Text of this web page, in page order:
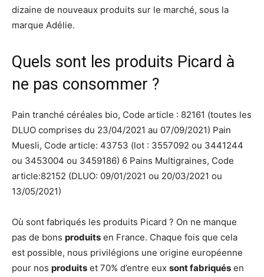
dizaine de nouveaux produits sur le marché, sous la
marque Adélie.
Quels sont les produits Picard à
ne pas consommer ?
Pain tranché céréales bio, Code article : 82161 (toutes les
DLUO comprises du 23/04/2021 au 07/09/2021) Pain
Muesli, Code article: 43753 (lot : 3557092 ou 3441244
ou 3453004 ou 3459186) 6 Pains Multigraines, Code
article:82152 (DLUO: 09/01/2021 ou 20/03/2021 ou
13/05/2021)
Où sont fabriqués les produits Picard ? On ne manque
pas de bons produits en France. Chaque fois que cela
est possible, nous privilégions une origine européenne
pour nos produits et 70% d’entre eux sont fabriqués en